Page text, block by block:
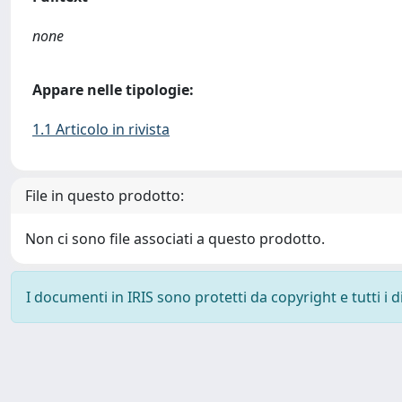
none
Appare nelle tipologie:
1.1 Articolo in rivista
File in questo prodotto:
Non ci sono file associati a questo prodotto.
I documenti in IRIS sono protetti da copyright e tutti i